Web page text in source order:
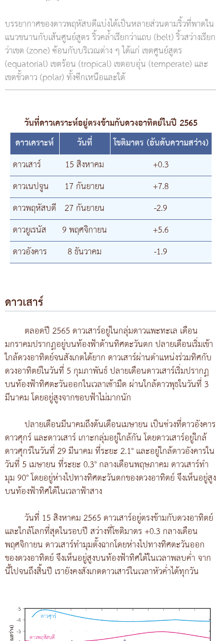
บรรยากาศของดาวพฤหัสบดีแบ่งได้เป็นหลายส่วนตามริ้วที่พาดใน
แนวขนานกับเส้นศูนย์สูตร ริ้วคล้ำเรียกว่าแถบ (belt) ริ้วสว่างเรียก
ว่าเขต (zone) ซ้อนกับบริเวณต่าง ๆ ได้แก่ เขตศูนย์สูตร
(equatorial) เขตร้อน (tropical) เขตอบอุ่น (temperate) และ
เขตขั้วดาว (polar) ทั้งซีกเหนือและใต้
วันที่ดาวเคราะห์อยู่ตรงข้ามกับดวงอาทิตย์ในปี 2565
ดาวเคราะห์
วันที่
โชติมาตร (อันดับความสว่าง)
ดาวเสาร์
15 สิงหาคม
+0.3
ดาวเนปจูน
17 กันยายน
+7.8
ดาวพฤหัสบดี 27 กันยายน
-2.9
ดาวยูเรนัส
9 พฤศจิกายน
+5.6
ดาวอังคาร
8 ธันวาคม -1.9
ดาวเสาร์
ตลอดปี 2565 ดาวเสาร์อยู่ในกลุ่มดาวแพะทะเล เดือน
มกราคมปรากฏอยู่บนท้องฟ้าด้านทิศตะวันตก ปลายเดือนเริ่มเข้า
ใกล้ดวงอาทิตย์จนสังเกตได้ยาก ดาวเสาร์ผ่านตำแหน่งร่วมทิศกับ
ดวงอาทิตย์ในวันที่ 5 กุมภาพันธ์ ปลายเดือนดาวเสาร์เริ่มปรากฏ
บนท้องฟ้าทิศตะวันออกในเวลาเช้ามืด ผ่านใกล้ดาวพุธในวันที่ 3
มีนาคม โดยอยู่สูงจากขอบฟ้าไม่มากนัก
ปลายเดือนมีนาคมถึงต้นเดือนเมษายน เป็นช่วงที่ดาวอังคาร
ดาวศุกร์ และดาวเสาร์ เกาะกลุ่มอยู่ใกล้กัน โดยดาวเสาร์อยู่ใกล้
ดาวศุกร์ในวันที่ 29 มีนาคม ที่ระยะ 2.1° และอยู่ใกล้ดาวอังคารใน
วันที่ 5 เมษายน ที่ระยะ 0.3° กลางเดือนพฤษภาคม ดาวเสาร์ทำ
มุม 90° โดยอยู่ห่างไปทางทิศตะวันตกของดวงอาทิตย์ จึงเห็นอยู่สูง
บนท้องฟ้าทิศใต้ในเวลาฟ้าสาง
วันที่ 15 สิงหาคม 2565 ดาวเสาร์อยู่ตรงข้ามกับดวงอาทิตย์
และใกล้โลกที่สุดในรอบปี สว่างที่โชติมาตร +0.3 กลางเดือน
พฤศจิกายน ดาวเสาร์ทำมุมตั้งฉากโดยห่างไปทางทิศตะวันออก
ของดวงอาทิตย์ จึงเห็นอยู่สูงบนท้องฟ้าทิศใต้ในเวลาพลบค่ำ จาก
นี้ไปจนถึงสิ้นปี เรายังคงสังเกตดาวเสาร์ในเวลาหัวค่ำได้ทุกวัน